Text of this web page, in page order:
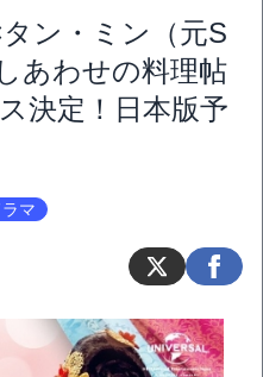
ン・ミン（元S
あわせの料理帖
決定！日本版予
ラマ